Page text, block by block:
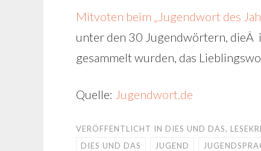
Mitvoten beim „Jugendwort des
unter den 30 Jugendwörtern, dieÂ
gesammelt wurden, das
Quelle: Jugendwort.de
VERÖFFENTLICHT IN DIES UND DAS,
DIES UND DAS
JUGEND